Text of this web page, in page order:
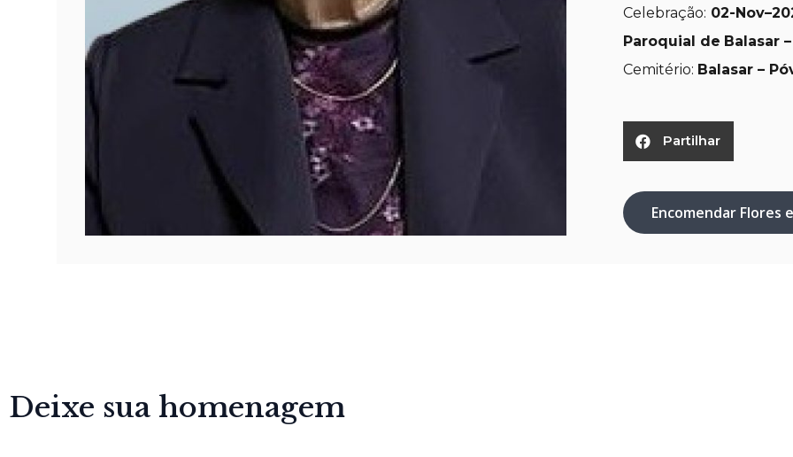
Celebração: 02-Nov–
Paroquial de Balasar
Cemitério: Balasar –
Partilhar
Encomendar Flores
Deixe sua homenagem